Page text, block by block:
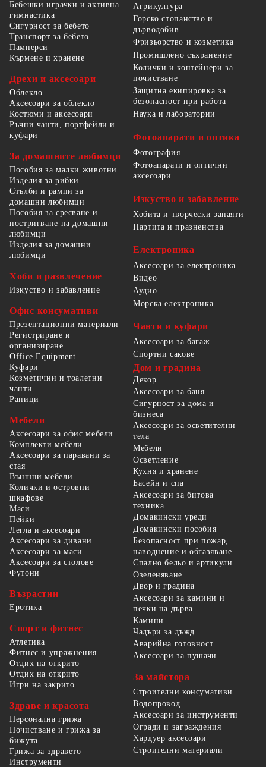
Бебешки играчки и активна
гимнастика
Сигурност за бебето
Транспорт за бебето
Памперси
Кърмене и хранене
Дрехи и аксесоари
Облекло
Аксесоари за облекло
Костюми и аксесоари
Ръчни чанти, портфейли и
куфари
За домашните любимци
Пособия за малки животни
Изделия за рибки
Стълби и рампи за
домашни любимци
Пособия за сресване и
постригване на домашни
любимци
Изделия за домашни
любимци
Хоби и развлечение
Изкуство и забавление
Офис консумативи
Презентационни материали
Регистриране и
организиране
Office Equipment
Агрикултура
Горско стопанство и
дърводобив
Фризьорство и козметика
Промишлено съхранение
Колички и контейнери за
почистване
Защитна екипировка за
безопасност при работа
Наука и лаборатории
Фотоапарати и оптика
Фотография
Фотоапарати и оптични
аксесоари
Изкуство и забавление
Хобита и творчески занаяти
Партита и празненства
Електроника
Аксесоари за електроника
Видео
Аудио
Морска електроника
Чанти и куфари
Аксесоари за багаж
Спортни сакове
Куфари
Козметични и тоалетни
чанти
Раници
Мебели
Аксесоари за офис мебели
Комплекти мебели
Аксесоари за паравани за
стая
Външни мебели
Колички и островни
шкафове
Маси
Пейки
Легла и аксесоари
Аксесоари за дивани
Аксесоари за маси
Аксесоари за столове
Футони
Възрастни
Еротика
Спорт и фитнес
Атлетика
Фитнес и упражнения
Отдих на открито
Отдих на открито
Игри на закрито
Здраве и красота
Персонална грижа
Почистване и грижа за
бижута
Грижа за здравето
Дом и градина
Декор
Аксесоари за баня
Сигурност за дома и
бизнеса
Аксесоари за осветителни
тела
Мебели
Осветление
Кухня и хранене
Басейн и спа
Аксесоари за битова
техника
Домакински уреди
Домакински пособия
Безопасност при пожар,
наводнение и обгазяване
Спално бельо и артикули
Озеленяване
Двор и градина
Аксесоари за камини и
печки на дърва
Камини
Чадъри за дъжд
Аварийна готовност
Аксесоари за пушачи
За майстора
Строителни консумативи
Водопровод
Аксесоари за инструменти
Огради и заграждения
Хардуер аксесоари
Строителни материали
Инструменти